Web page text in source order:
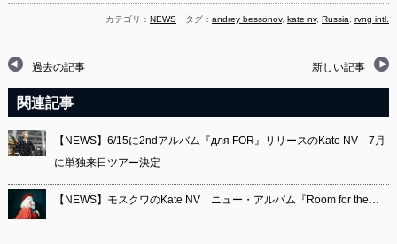
カテゴリ： NEWS タグ：andrey bessonov, kate nv, Russia,rvng intl.
過去の記事 新しい記事
関連記事
【NEWS】6/15に2ndアルバム『для FOR』リリースのKate NV 7月
に単独来日ツアー決定
【NEWS】モスクワのKate NV ニュー・アルバム『Room for the…